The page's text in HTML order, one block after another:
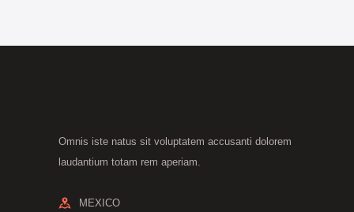
Omnis iste natus sit voluptatem accusanti dolorem
laudantium totam rem aperiam.
MEXICO